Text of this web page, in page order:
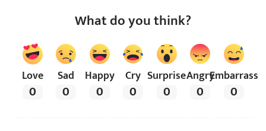
What do you think?
Love
0
Sad
0
Happy
0
Cry
0
Surprise
0
Angry
0
Embarrass
0